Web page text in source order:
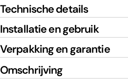
Technische details
Installatie en gebruik
Verpakking en garantie
Omschrijving